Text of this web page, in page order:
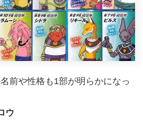
前や性格も1部が明らかになっ
ウ